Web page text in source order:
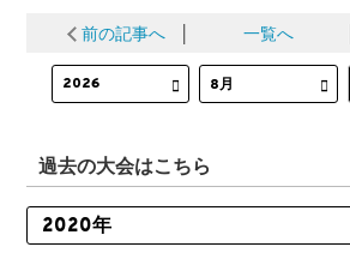
前の記事へ 一覧へ
過去の大会はこちら